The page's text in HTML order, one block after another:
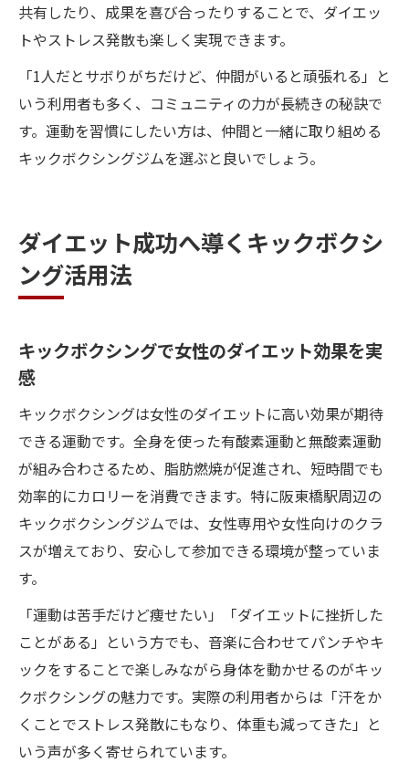
共有したり、成果を喜び合ったりすることで、ダイエッ
トやストレス発散も楽しく実現できます。
「1人だとサボりがちだけど、仲間がいると頑張れる」と
いう利用者も多く、コミュニティの力が長続きの秘訣で
す。運動を習慣にしたい方は、仲間と一緒に取り組める
キックボクシングジムを選ぶと良いでしょう。
ダイエット成功へ導くキックボクシ
ング活用法
キックボクシングで女性のダイエット効果を実
感
キックボクシングは女性のダイエットに高い効果が期待
できる運動です。全身を使った有酸素運動と無酸素運動
が組み合わさるため、脂肪燃焼が促進され、短時間でも
効率的にカロリーを消費できます。特に阪東橋駅周辺の
キックボクシングジムでは、女性専用や女性向けのクラ
スが増えており、安心して参加できる環境が整っていま
す。
「運動は苦手だけど痩せたい」「ダイエットに挫折した
ことがある」という方でも、音楽に合わせてパンチやキ
ックをすることで楽しみながら身体を動かせるのがキッ
クボクシングの魅力です。実際の利用者からは「汗をか
くことでストレス発散にもなり、体重も減ってきた」と
いう声が多く寄せられています。